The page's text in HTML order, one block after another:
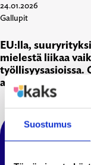
Suostumus
24.01.2026
Gallupit
EU:lla,
mielestä liikaa
työllisyysasioissa.
ajatella olevan